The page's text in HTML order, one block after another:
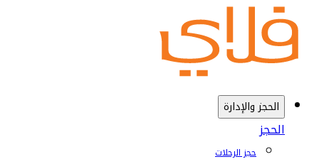
الحجز والإدارة
الحجز
حجز الرحلات